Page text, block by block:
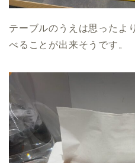
テーブルのうえは思ったよ
べることが出来そうです。